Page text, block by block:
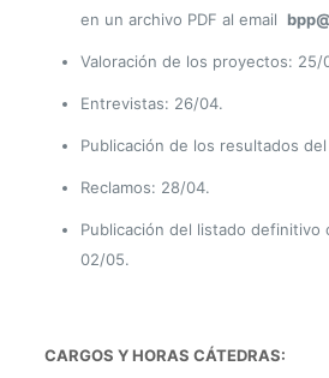
en un archivo PDF al email
Valoración de los proyectos: 25/
Entrevistas: 26/04.
Publicación de los resultados
Reclamos: 28/04.
Publicación del listado definitivo
02/05.
CARGOS Y HORAS CÁTEDRAS: